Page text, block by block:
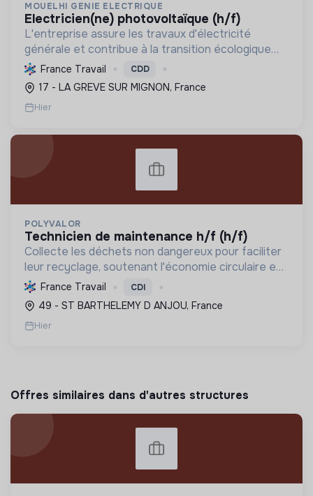
MOUELHI GENIE ELECTRIQUE
electricien(ne) photovoltaïque (h/f)
L'entreprise assure les travaux d'électricité
générale et contribue à la transition écologique
par l'installation de systèmes photovoltaïques,
favorisant ainsi une énergie plus durable.
France Travail CDD
17 - LA GREVE SUR MIGNON, France
Hier
POLYVALOR
technicien de maintenance h/f (h/f)
Collecte les déchets non dangereux pour faciliter
leur recyclage, soutenant l'économie circulaire et
la réduction de l'empreinte environnementale via
une gestion efficace et des équipements
performant...
France Travail CDI
49 - ST BARTHELEMY D ANJOU, France
Hier
Offres similaires dans d'autres structures